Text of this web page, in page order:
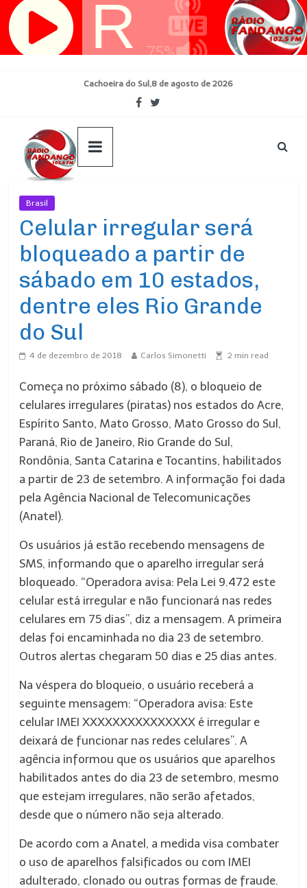
Pular
para
Cachoeira do Sul,8 de agosto de 2026
Brasil
Celular irregular será
bloqueado a partir de
sábado em 10 estados,
dentre eles Rio Grande
do Sul
4 de dezembro de 2018 Carlos Simonetti 2 min read
Começa no próximo sábado (8), o bloqueio de
celulares irregulares (piratas) nos estados do Acre,
Espírito Santo, Mato Grosso, Mato Grosso do Sul,
Paraná, Rio de Janeiro, Rio Grande do Sul,
Rondônia, Santa Catarina e Tocantins, habilitados
a partir de 23 de setembro. A informação foi dada
pela Agência Nacional de Telecomunicações
(Anatel).
Os usuários já estão recebendo mensagens de
SMS, informando que o aparelho irregular será
bloqueado. “Operadora avisa: Pela Lei 9.472 este
celular está irregular e não funcionará nas redes
celulares em 75 dias”, diz a mensagem. A primeira
delas foi encaminhada no dia 23 de setembro.
Outros alertas chegaram 50 dias e 25 dias antes.
Na véspera do bloqueio, o usuário receberá a
seguinte mensagem: “Operadora avisa: Este
celular IMEI XXXXXXXXXXXXXXX é irregular e
deixará de funcionar nas redes celulares”. A
agência informou que os usuários que aparelhos
habilitados antes do dia 23 de setembro, mesmo
que estejam irregulares, não serão afetados,
desde que o número não seja alterado.
De acordo com a Anatel, a medida visa combater
o uso de aparelhos falsificados ou com IMEI
adulterado, clonado ou outras formas de fraude.